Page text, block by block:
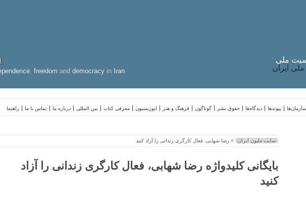
freedom and democracy in Iran
ملی
ایران
راهنما تماس با ما درباره ما بین المللی معرفی کتاب اپوزیسیون فرهنگ و هنر گوناگون حقوق بشر دیدگاه‌ها پیوندها سازمان‌ها
سایت ملیون ایران > رضا شهابی، فعال کارگری زندانی را آزاد کنید
بایگانی کلیدواژه رضا شهابی، فعال کارگری زندانی را آزاد
کنید